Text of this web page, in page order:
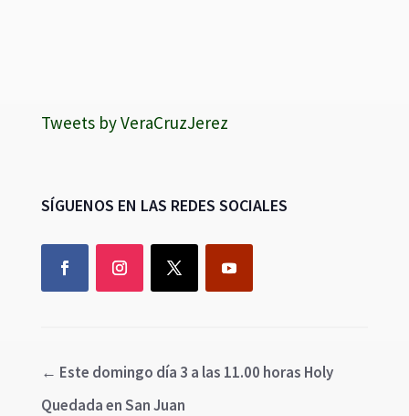
Tweets by VeraCruzJerez
SÍGUENOS EN LAS REDES SOCIALES
← Este domingo día 3 a las 11.00 horas Holy
Quedada en San Juan